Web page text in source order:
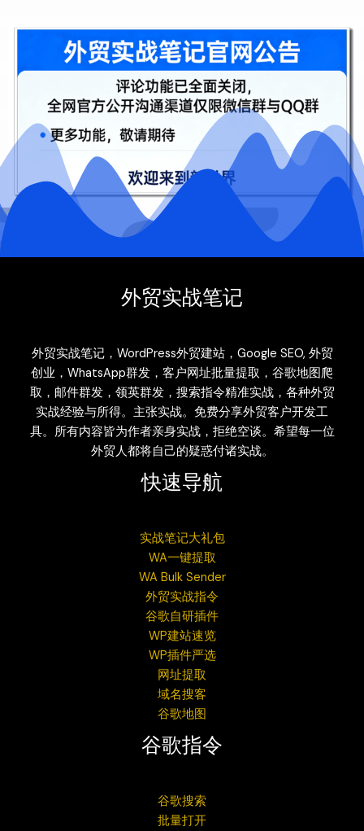
外贸实战笔记
外贸实战笔记，WordPress外贸建站，Google SEO, 外贸
创业，WhatsApp群发，客户网址批量提取，谷歌地图爬
取，邮件群发，领英群发，搜索指令精准实战，各种外贸
实战经验与所得。主张实战。免费分享外贸客户开发工
具。所有内容皆为作者亲身实战，拒绝空谈。希望每一位
外贸人都将自己的疑惑付诸实战。
快速导航
实战笔记大礼包
WA一键提取
WA Bulk Sender
外贸实战指令
谷歌自研插件
WP建站速览
WP插件严选
网址提取
域名搜客
谷歌地图
谷歌指令
谷歌搜索
批量打开